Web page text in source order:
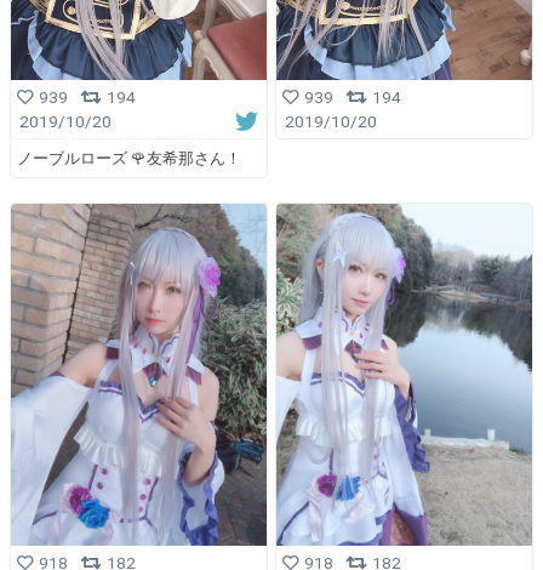
939
194
2019/10/20
ノーブルローズ 🌹友希那さん！
939
194
2019/10/20
918 182 918 182